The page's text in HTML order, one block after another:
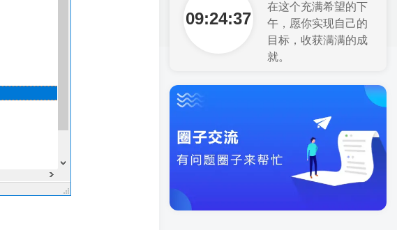
09:24:38
在这个充满希望的下
午，愿你实现自己的
目标，收获满满的成
就。